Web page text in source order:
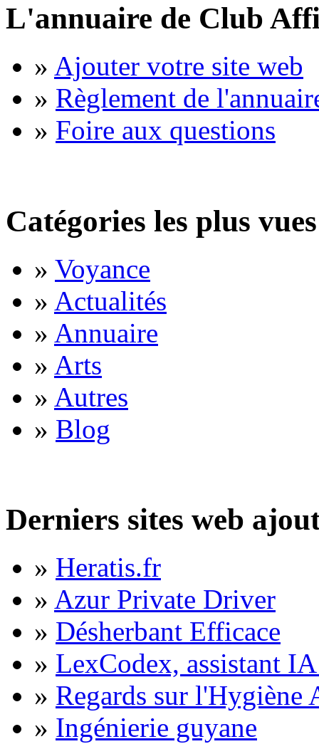
L'annuaire de Club
» Ajouter votre site web
» Règlement de
» Foire aux questions
Catégories les plus vues
» Voyance
» Actualités
» Annuaire
» Arts
» Autres
» Blog
Derniers sites web
» Heratis.fr
» Azur Private Driver
» Désherbant Efficace
» LexCodex, assistant
» Regards sur l'Hygiène
» Ingénierie guyane